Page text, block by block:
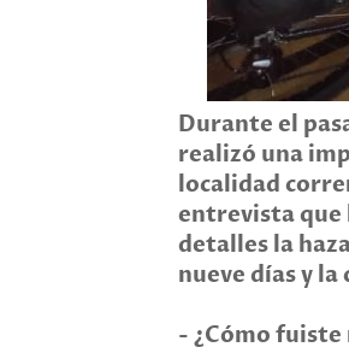
Durante el
realizó una
localidad
entrevista que
detalles la
nueve días y
- ¿Cómo